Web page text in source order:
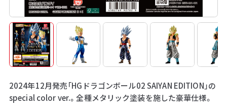
2024年12月発売「HGドラゴンボール02 SAIYAN EDITION」の
special color ver.。全種メタリック塗装を施した豪華仕様。